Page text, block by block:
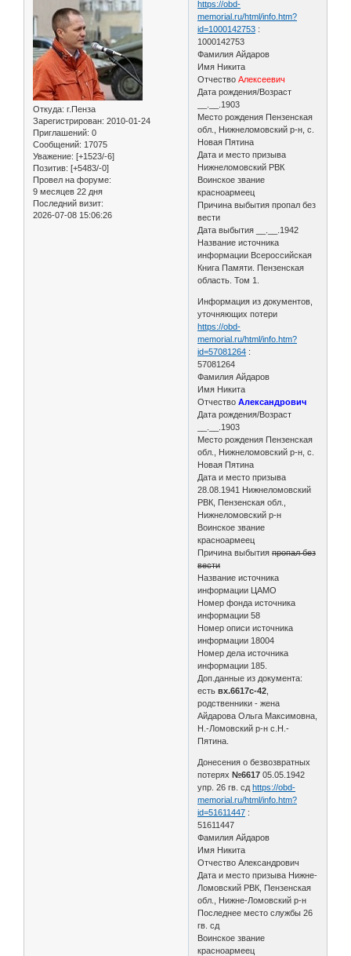
Откуда: г.Пенза
Зарегистрирован: 2010-01-24
Приглашений: 0
Сообщений: 17075
Уважение: [+1523/-6]
Позитив: [+5483/-0]
Провел на форуме:
9 месяцев 22 дня
Последний визит:
2026-07-08 15:06:26
https://obd-
memorial.ru/html/info.htm?
id=1000142753 :
1000142753
Фамилия Айдаров
Имя Никита
ОтчествоАлексеевич
Дата рождения/Возраст
__.__.1903
Место рождения Пензенская
обл., Нижнеломовский р-н, с.
Новая Пятина
Дата и место призыва
Нижнеломовский РВК
Воинское звание
красноармеец
Причина выбытия пропал без
вести
Дата выбытия __.__.1942
Название источника
информации Всероссийская
Книга Памяти. Пензенская
область. Том 1.
Информация из документов,
уточняющих потери
https://obd-
memorial.ru/html/info.htm?
id=57081264 :
57081264
Фамилия Айдаров
Имя Никита
ОтчествоАлександрович
Дата рождения/Возраст
__.__.1903
Место рождения Пензенская
обл., Нижнеломовский р-н, с.
Новая Пятина
Дата и место призыва
28.08.1941 Нижнеломовский
РВК, Пензенская обл.,
Нижнеломовский р-н
Воинское звание
красноармеец
Причина выбытияпропал без
вести
Название источника
информации ЦАМО
Номер фонда источника
информации 58
Номер описи источника
информации 18004
Номер дела источника
информации 185.
Доп.данные из документа:
естьвх.6617с-42
родственники - жена
Айдарова Ольга Максимовна,
Н.-Ломовский р-н с.Н.-
Пятина.
Донесения о безвозвратных
потерях№6617 05.05.1942
упр. 26 гв. сдhttps://obd-
memorial.ru/html/info.htm?
id=51611447 :
51611447
Фамилия Айдаров
Имя Никита
Отчество Александрович
Дата и место призыва Нижне-
Ломовский РВК, Пензенская
обл., Нижне-Ломовский р-н
Последнее место службы 26
гв. сд
Воинское звание
красноармеец